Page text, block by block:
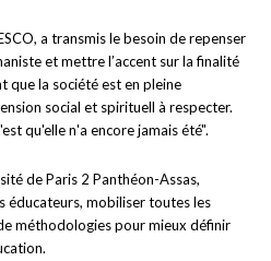
a transmis le besoin de repenser
et mettre l’accent sur la finalité
que la société est en pleine
social et spirituell à respecter.
qu'elle n'a encore jamais été".
de Paris 2 Panthéon-Assas,
éducateurs, mobiliser toutes les
méthodologies pour mieux définir